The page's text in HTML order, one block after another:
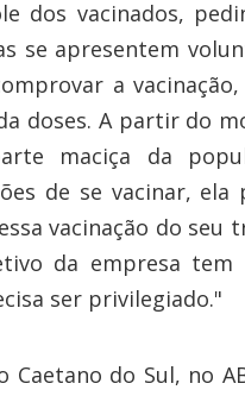
dos vacinados,
se apresentem
a
doses. A partir do
maciça da
de se vacinar, ela
vacinação do seu
da empresa tem
ser privilegiado."
Caetano do Sul, no